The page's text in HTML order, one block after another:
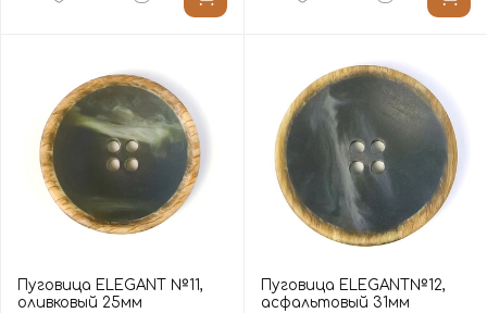
Пуговица ELEGANT №11,
оливковый 25мм
Пуговица ELEGANT№12,
асфальтовый 31мм